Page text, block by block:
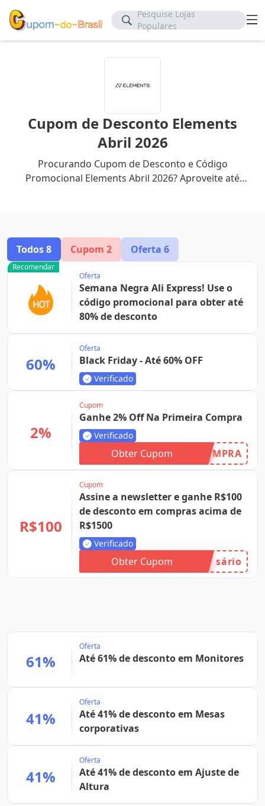
Pesquise Lojas
Populares
Cupom de Desconto Elements
Abril 2026
Procurando Cupom de Desconto e Código
Promocional Elements Abril 2026? Aproveite até
Todos8 Cupom 2 Oferta 6
Recomendar
Oferta
Semana Negra Ali Express! Use o
código promocional para obter até
80% de desconto
60%
Oferta
Black Friday - Até 60% OFF
Verificado
2%
Cupom
Ganhe 2% Off Na Primeira Compra
Verificado
Obter Cupom OMPRA
R$100
Cupom
Assine a newsletter e ganhe R$100
de desconto em compras acima de
R$1500
Verificado
Obter Cupom sário
61%
Oferta
Até 61% de desconto em Monitores
41%
Oferta
Até 41% de desconto em Mesas
corporativas
41%
Oferta
Até 41% de desconto em Ajuste de
Altura